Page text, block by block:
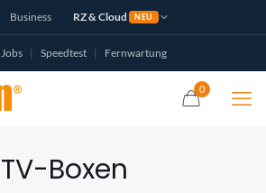
Business RZ & Cloud NEU
Jobs | Speedtest | Fernwartung
0
TV-Boxen